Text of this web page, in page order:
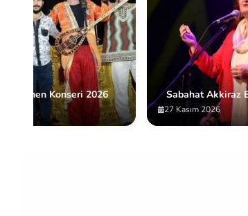
Bremen Konseri 2026 Sabahat Akkiraz
27 Kasım 2026